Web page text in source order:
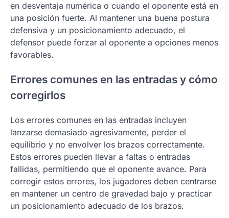
en desventaja numérica o cuando el oponente está en
una posición fuerte. Al mantener una buena postura
defensiva y un posicionamiento adecuado, el
defensor puede forzar al oponente a opciones menos
favorables.
Errores comunes en las entradas y cómo
corregirlos
Los errores comunes en las entradas incluyen
lanzarse demasiado agresivamente, perder el
equilibrio y no envolver los brazos correctamente.
Estos errores pueden llevar a faltas o entradas
fallidas, permitiendo que el oponente avance. Para
corregir estos errores, los jugadores deben centrarse
en mantener un centro de gravedad bajo y practicar
un posicionamiento adecuado de los brazos.